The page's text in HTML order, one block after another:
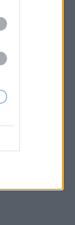
ΔΙΑΤΡΟΦΉ
Ο ΙΣΑ συνιστά